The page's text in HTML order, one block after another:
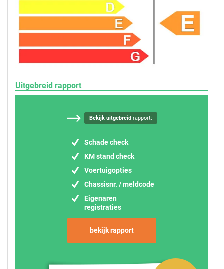
Uitgebreid rapport
Bekijk uitgebreidrapport:
Schade check
KM stand check
Voertuigopties
Chassisnr. / meldcode
Eigenaren
registraties
bekijk rapport